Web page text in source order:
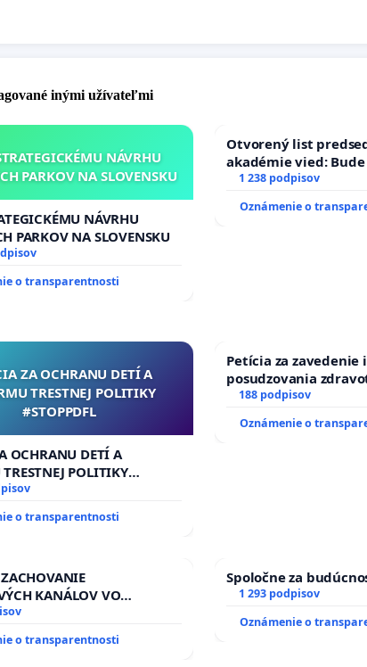
inými užívateľmi
NÁVRHU
PARKOV NA SLOVENSKU
NÁVRHU
PARKOV NA SLOVENSKU
o transparentnosti
Otvorený list
akadémie vied:
Slovenska 2040
1 238 podpisov
Oznámenie o
ZA OCHRANU DETÍ A
TRESTNEJ POLITIKY
#STOPPDFL
OCHRANU DETÍ A
POLITIKY
o transparentnosti
Petícia za
posudzovania
spôsobilosti osôb s
zboru SR
188 podpisov
Oznámenie o
KANÁLOV VO
VLASTNÍCTVE A POD
na riešenie zanedbaného
o transparentnosti
Spoločne za
1 293 podpisov
Oznámenie o